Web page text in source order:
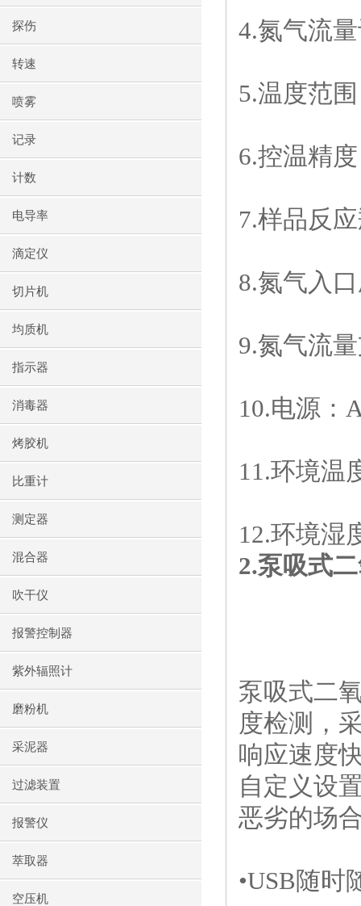
探伤
转速
喷雾
记录
计数
电导率
滴定仪
切片机
均质机
指示器
消毒器
烤胶机
比重计
测定器
混合器
吹干仪
报警控制器
紫外辐照计
磨粉机
采泥器
过滤装置
报警仪
萃取器
空压机
4.氮气流
5.温度范
6.控温精
7.样品反
8.氮气入
9.氮气流
10.电源：
11.环境温
12.环境湿
2.泵吸式
泵吸式二
度检测，
响应速度
自定义设
恶劣的场
•USB随时